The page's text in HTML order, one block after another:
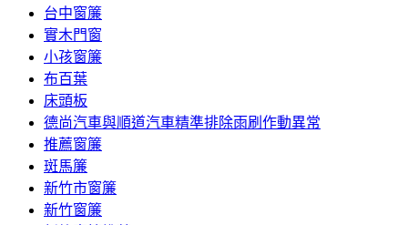
台中窗簾
實木門窗
小孩窗簾
布百葉
床頭板
德尚汽車與順道汽車精準排除雨刷作動異常
推薦窗簾
斑馬簾
新竹市窗簾
新竹窗簾